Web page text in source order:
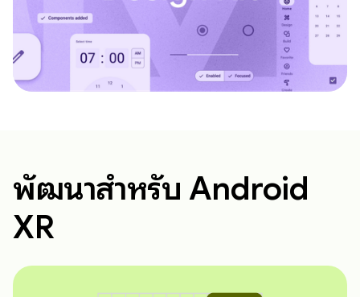
พัฒนาสำหรับ Android
XR